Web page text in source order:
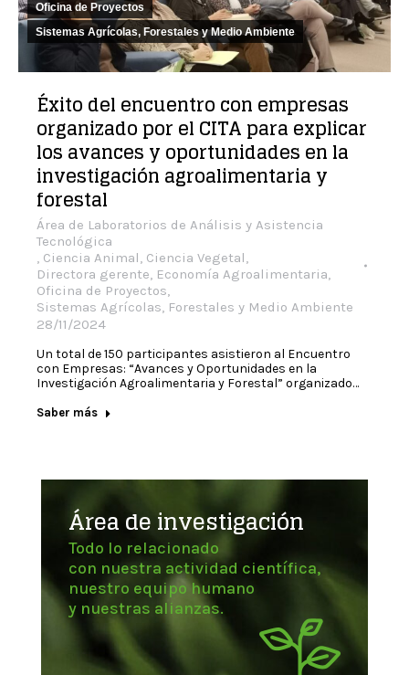
Oficina de Proyectos
Sistemas Agrícolas, Forestales y Medio Ambiente
Éxito del encuentro con empresas
organizado por el CITA para explicar
los avances y oportunidades en la
investigación agroalimentaria y
forestal
Área de Laboratorios de Análisis y Asistencia
Tecnológica
, Ciencia Animal, Ciencia Vegetal,
Directora gerente, Economía Agroalimentaria,
Oficina de Proyectos,
Sistemas Agrícolas, Forestales y Medio Ambiente
28/11/2024
Un total de 150 participantes asistieron al Encuentro
con Empresas: “Avances y Oportunidades en la
Investigación Agroalimentaria y Forestal” organizado…
Saber más
Área de investigación
Todo lo relacionado
con nuestra actividad científica,
nuestro equipo humano
y nuestras alianzas.